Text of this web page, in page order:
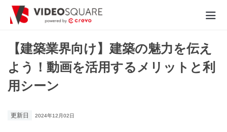
動画制作実績
価格
【建築業界向け】建築の魅力を伝え
よう！動画を活用するメリットと利
用シーン
更新日 2024年12月02日